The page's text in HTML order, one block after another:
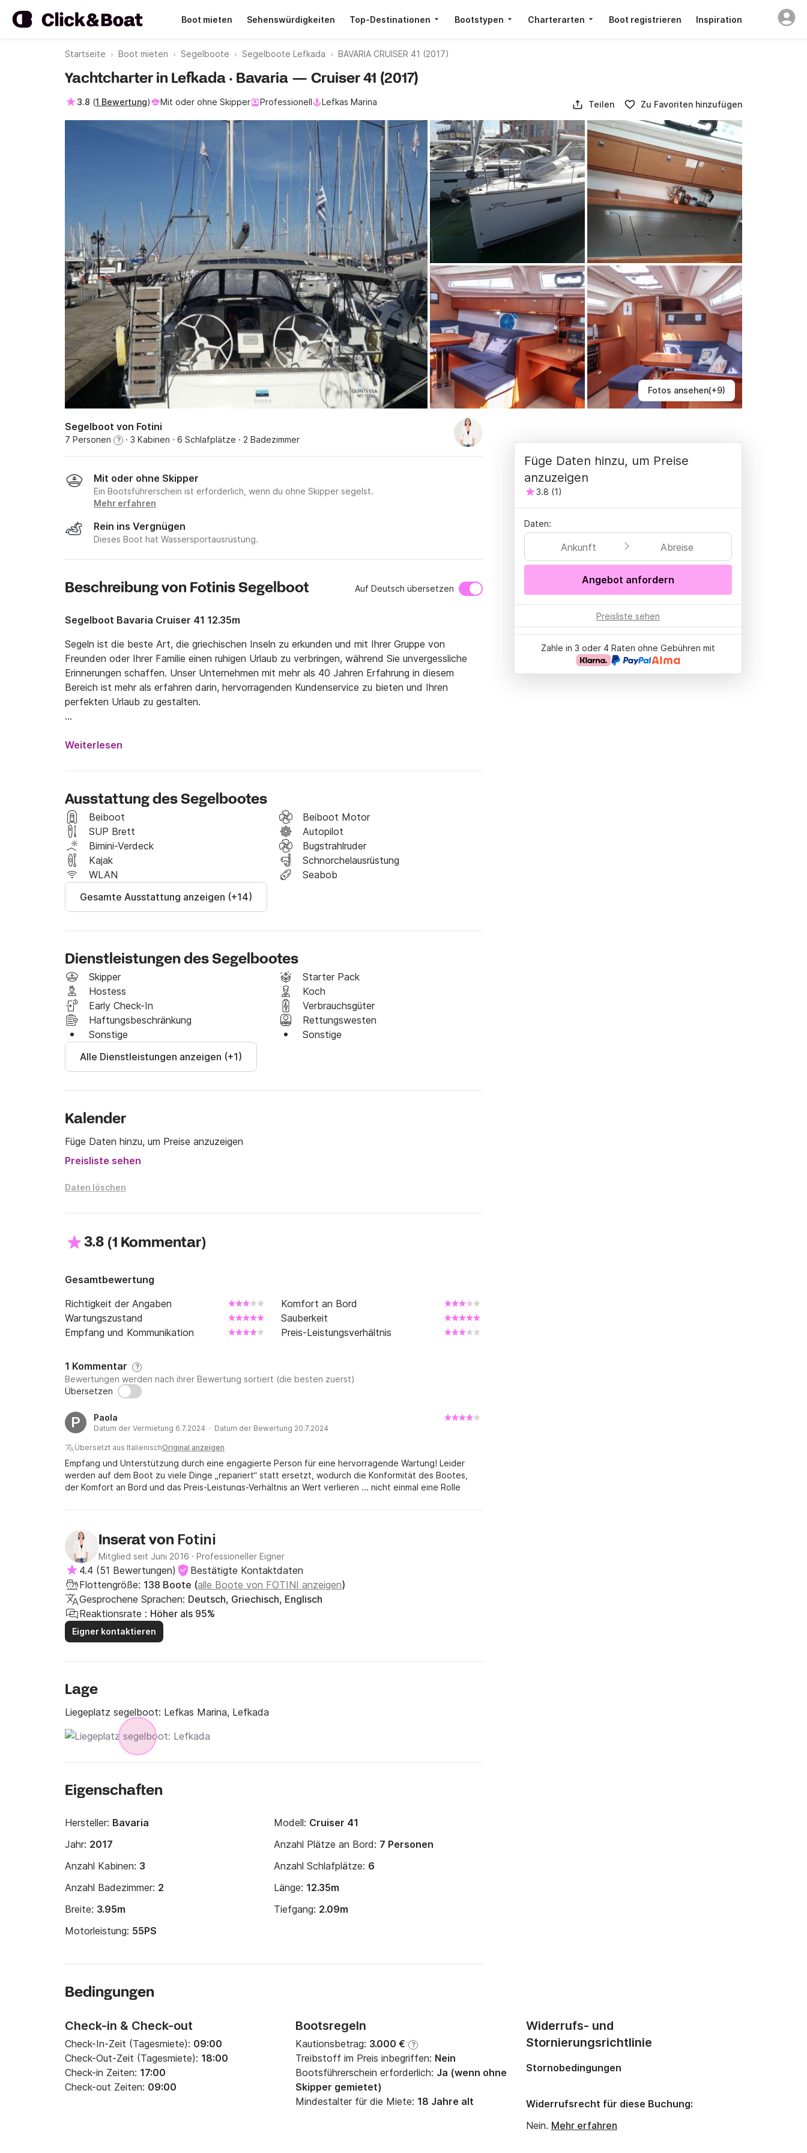
Boot mieten Sehenswürdigkeiten Top-Destinationen Bootstypen Charterarten Boot registrieren Inspiration
Startseite Boot mieten Segelboote Segelboote Lefkada BAVARIA CRUISER 41 (2017)
Fotos ansehen(+9)
Yachtcharter in Lefkada · Bavaria — Cruiser 41 (2017)
3.8 (1 Bewertung) Mit oder ohne Skipper Professionell Lefkas Marina Teilen Zu Favoriten hinzufügen
Segelboot von Fotini
7 Personen ? · 3 Kabinen · 6 Schlafplätze · 2 Badezimmer
Mit oder ohne Skipper
Ein Bootsführerschein ist erforderlich, wenn du ohne Skipper segelst.
Mehr erfahren
Rein ins Vergnügen
Dieses Boot hat Wassersportausrüstung.
Beschreibung von Fotinis Segelboot Auf Deutsch übersetzen
Segelboot Bavaria Cruiser 41 12.35m
Segeln ist die beste Art, die griechischen Inseln zu erkunden und mit Ihrer Gruppe von
Freunden oder Ihrer Familie einen ruhigen Urlaub zu verbringen, während Sie unvergessliche
Erinnerungen schaffen. Unser Unternehmen mit mehr als 40 Jahren Erfahrung in diesem
Bereich ist mehr als erfahren darin, hervorragenden Kundenservice zu bieten und Ihren
perfekten Urlaub zu gestalten.
Inselhopping zu machen, die malerischen Orte zu erkunden, in das türkisfarbene Wasser
Interessen und bei Bedarf schlagen wir Ihnen ein Boot entsprechend Ihren Anforderungen
vor, damit wir sicherstellen können, dass Sie ein Schiff entsprechend Ihren Anforderungen
haben.
Wenn Sie spezielle Wünsche haben, lassen Sie es uns bitte wissen und wir werden unser
Bestes tun, um Ihnen zu helfen.
Senden Sie uns eine Nachricht über Click&Boat und wir hoffen, Sie bald an Bord zu sehen!
Weiterlesen
Ausstattung des Segelbootes
Beiboot
Beiboot Motor
SUP Brett
Autopilot
Bimini-Verdeck
Bugstrahlruder
Kajak
Schnorchelausrüstung
WLAN
Seabob
Gesamte Ausstattung anzeigen (+14)
Dienstleistungen des Segelbootes
Skipper
Starter Pack
Hostess
Koch
Early Check-In
Verbrauchsgüter
Haftungsbeschränkung
Rettungswesten
Sonstige
Sonstige
Alle Dienstleistungen anzeigen (+1)
Kalender
Füge Daten hinzu, um Preise anzuzeigen
Preisliste sehen
Daten löschen
3.8 (1 Kommentar)
Gesamtbewertung
Richtigkeit der Angaben
Komfort an Bord
Wartungszustand
Sauberkeit
Empfang und Kommunikation
Preis-Leistungsverhältnis
1 Kommentar ?
Bewertungen werden nach ihrer Bewertung sortiert (die besten zuerst)
Übersetzen
P Paola
Datum der Vermietung 6.7.2024 · Datum der Bewertung 20.7.2024
Übersetzt aus ItalienischOriginal anzeigen
Empfang und Unterstützung durch eine engagierte Person für eine hervorragende Wartung! Leider
werden auf dem Boot zu viele Dinge „repariert“ statt ersetzt, wodurch die Konformität des Bootes,
der Komfort an Bord und das Preis-Leistungs-Verhältnis an Wert verlieren ... nicht einmal eine Rolle
ehrlich gesagt, für diesen Preis wären sie das Mindeste gewesen, was man finden konnte. Die Leiter
habe mir den Rücken verletzt und eine Person ohne viel Kraft in den Armen wäre nicht in der Lage,
wieder hinaufzuklettern. Das Badezimmerschloss war kaputt und ... es kostet zu viel und ist auf
Lefkada nicht zu finden, also mussten wir es mit einem Stück Pappe verschließen. Insgesamt ist das
Boot in Ordnung, aber was den Unterschied ausmachte, war der Service der Person, die uns engagiert
half für die Wartung, angesichts all der kleinen Probleme zweifellos von unschätzbarem Mehrwert.
Inserat von Fotini
Mitglied seit Juni 2016 · Professioneller Eigner
4.4 (51 Bewertungen)
Bestätigte Kontaktdaten
Flottengröße: 138 Boote (alle Boote von FOTINI anzeigen)
Gesprochene Sprachen: Deutsch, Griechisch, Englisch
Reaktionsrate : Höher als 95%
Eigner kontaktieren
Lage
Liegeplatz segelboot: Lefkas Marina, Lefkada
Eigenschaften
Hersteller: Bavaria Modell: Cruiser 41
Jahr: 2017 Anzahl Plätze an Bord: 7 Personen
Anzahl Kabinen: 3 Anzahl Schlafplätze: 6
Anzahl Badezimmer: 2 Länge: 12.35m
Breite: 3.95m Tiefgang: 2.09m
Motorleistung: 55PS
Füge Daten hinzu, um Preise
anzuzeigen
3.8 (1)
Daten:
Ankunft Abreise
Angebot anfordern
Preisliste sehen
Zahle in 3 oder 4 Raten ohne Gebühren mit
Bedingungen
Check-in & Check-out
Check-In-Zeit (Tagesmiete): 09:00
Check-Out-Zeit (Tagesmiete): 18:00
Check-in Zeiten: 17:00
Check-out Zeiten: 09:00
Bootsregeln
Kautionsbetrag: 3.000 € ?
Treibstoff im Preis inbegriffen: Nein
Bootsführerschein erforderlich: Ja (wenn ohne
Skipper gemietet)
Mindestalter für die Miete: 18 Jahre alt
Widerrufs- und
Stornierungsrichtlinie
Stornobedingungen
Widerrufsrecht für diese Buchung:
Nein. Mehr erfahren